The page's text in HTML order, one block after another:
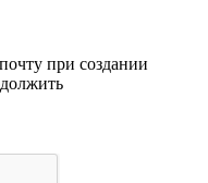
при создании